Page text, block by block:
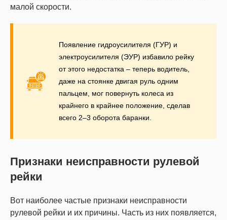
малой скорости.
Появление гидроусилителя (ГУР) и
электроусилителя (ЭУР) избавило рейку
от этого недостатка – теперь водитель,
даже на стоянке двигая руль одним
пальцем, мог повернуть колеса из
крайнего в крайнее положение, сделав
всего 2–3 оборота баранки.
Признаки неисправности рулевой
рейки
Вот наиболее частые признаки неисправности
рулевой рейки и их причины. Часть из них появляется,